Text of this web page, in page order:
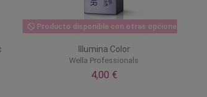
Producto disponible con otras opciones
Illumina Color
Wella Professionals
4,00 €